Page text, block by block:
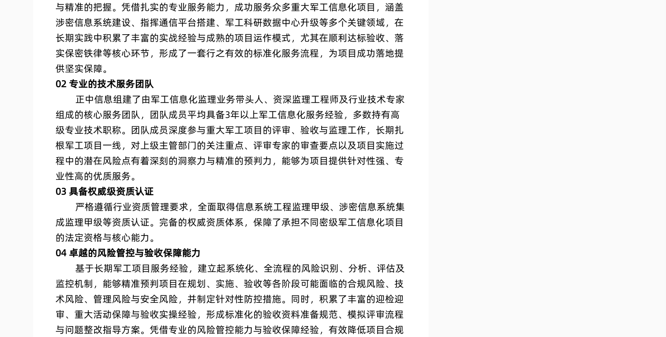
与精准的把握。凭借扎实的专业服务能力，成功服务众多重大军工信息化项目，涵盖
涉密信息系统建设、指挥通信平台搭建、军工科研数据中心升级等多个关键领域，在
长期实践中积累了丰富的实战经验与成熟的项目运作模式，尤其在顺利达标验收、落
实保密铁律等核心环节，形成了一套行之有效的标准化服务流程，为项目成功落地提
供坚实保障。
02 专业的技术服务团队
正中信息组建了由军工信息化监理业务带头人、资深监理工程师及行业技术专家
组成的核心服务团队，团队成员平均具备3年以上军工信息化服务经验，多数持有高
级专业技术职称。团队成员深度参与重大军工项目的评审、验收与监理工作，长期扎
根军工项目一线，对上级主管部门的关注重点、评审专家的审查要点以及项目实施过
程中的潜在风险点有着深刻的洞察力与精准的预判力，能够为项目提供针对性强、专
业性高的优质服务。
03 具备权威级资质认证
严格遵循行业资质管理要求，全面取得信息系统工程监理甲级、涉密信息系统集
成监理甲级等资质认证。完备的权威资质体系，保障了承担不同密级军工信息化项目
的法定资格与核心能力。
04 卓越的风险管控与验收保障能力
基于长期军工项目服务经验，建立起系统化、全流程的风险识别、分析、评估及
监控机制，能够精准预判项目在规划、实施、验收等各阶段可能面临的合规风险、技
术风险、管理风险与安全风险，并制定针对性防控措施。同时，积累了丰富的迎检迎
审、重大活动保障与验收实操经验，形成标准化的验收资料准备规范、模拟评审流程
与问题整改指导方案。凭借专业的风险管控能力与验收保障经验，有效降低项目合规